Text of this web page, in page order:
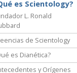
es Scientology?
L. Ronald
de Scientology
es Dianética?
y Orígenes